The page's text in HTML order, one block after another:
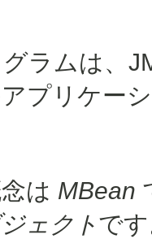
ラムは、
プリケー
は MBean
ェクトで